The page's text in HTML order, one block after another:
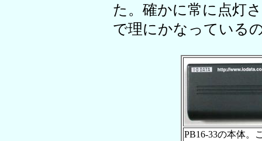
た。確かに常に点灯
で理にかなっている
PB16-33の本体。